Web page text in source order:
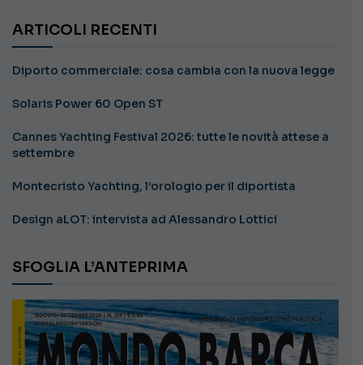
ARTICOLI RECENTI
Diporto commerciale: cosa cambia con la nuova legge
Solaris Power 60 Open ST
Cannes Yachting Festival 2026: tutte le novità attese a
settembre
Montecristo Yachting, l’orologio per il diportista
Design aLOT: intervista ad Alessandro Lottici
SFOGLIA L’ANTEPRIMA